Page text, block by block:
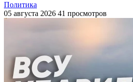
Политика
05 августа 2026 41 просмотров